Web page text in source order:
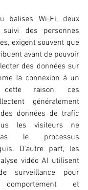
balises Wi-Fi, deux
des personnes
exigent souvent que
avant de pouvoir
des données sur
la connexion à un
cette raison, ces
généralement
données de trafic
les visiteurs ne
le processus
D'autre part, les
vidéo AI utilisent
surveillance pour
et